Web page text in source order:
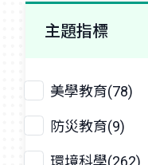
主題指標
美學教育(78)
防災教育(9)
環境科學(262)